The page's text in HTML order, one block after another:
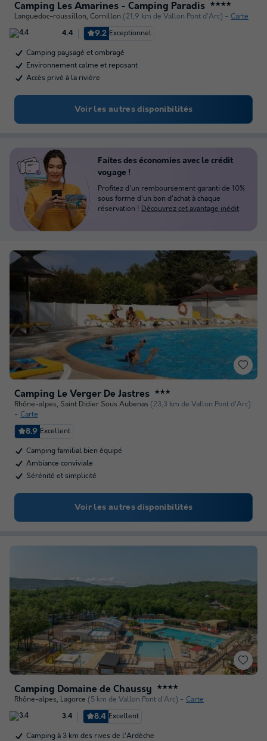
Camping Les Amarines - Camping Paradis ★★★★
Languedoc-roussillon, Cornillon (21,9 km de Vallon Pont d'Arc) Carte
4.4 9.2 Exceptionnel
Camping paysagé et ombragé
Environnement calme et reposant
Accès privé à la rivière
Voir les autres disponibilités
Camping Le Verger De Jastres ★★★
Rhône-alpes, Saint Didier Sous Aubenas (23,3 km de Vallon Pont d'Arc)
Carte
8.9 Excellent
Camping familial bien équipé
Ambiance conviviale
Sérénité et simplicité
Voir les autres disponibilités
Camping Domaine de Chaussy ★★★★
Rhône-alpes, Lagorce (5 km de Vallon Pont d'Arc) Carte
3.4 8.4 Excellent
Camping à 3 km des rives de l'Ardèche
Faites des économies avec le crédit
voyage !
Profitez d'un remboursement garanti de 10%
sous forme d'un bon d'achat à chaque
réservation ! Découvrez cet avantage inédit